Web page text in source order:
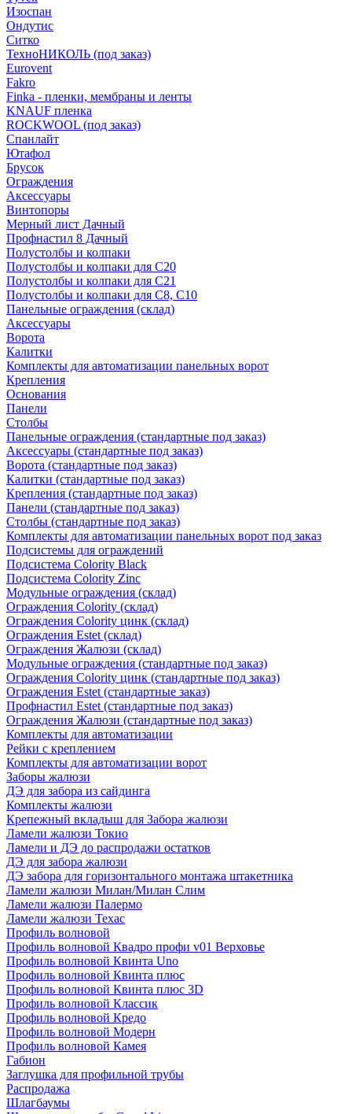
Изоспан
Ондутис
Ситко
ТехноНИКОЛЬ (под заказ)
Eurovent
Fakro
Finka - пленки, мембраны и ленты
KNAUF пленка
ROCKWOOL (под заказ)
Спанлайт
Ютафол
Брусок
Ограждения
Аксессуары
Винтопоры
Мерный лист Дачный
Профнастил 8 Дачный
Полустолбы и колпаки
Полустолбы и колпаки для С20
Полустолбы и колпаки для С21
Полустолбы и колпаки для С8, С10
Панельные ограждения (склад)
Аксессуары
Ворота
Калитки
Комплекты для автоматизации панельных ворот
Крепления
Основания
Панели
Столбы
Панельные ограждения (стандартные под заказ)
Аксессуары (стандартные под заказ)
Ворота (стандартные под заказ)
Калитки (стандартные под заказ)
Крепления (стандартные под заказ)
Панели (стандартные под заказ)
Столбы (стандартные под заказ)
Комплекты для автоматизации панельных ворот под заказ
Подсистемы для ограждений
Подсистема Colority Black
Подсистема Colority Zinc
Модульные ограждения (склад)
Ограждения Colority (склад)
Ограждения Colority цинк (склад)
Ограждения Estet (склад)
Ограждения Жалюзи (склад)
Модульные ограждения (стандартные под заказ)
Ограждения Colority цинк (стандартные под заказ)
Ограждения Estet (стандартные заказ)
Профнастил Estet (стандартные под заказ)
Ограждения Жалюзи (стандартные под заказ)
Комплекты для автоматизации
Рейки с креплением
Комплекты для автоматизации ворот
Заборы жалюзи
ДЭ для забора из сайдинга
Комплекты жалюзи
Крепежный вкладыш для Забора жалюзи
Ламели жалюзи Токио
Ламели и ДЭ до распродажи остатков
ДЭ для забора жалюзи
ДЭ забора для горизонтального монтажа штакетника
Ламели жалюзи Милан/Милан Слим
Ламели жалюзи Палермо
Ламели жалюзи Техас
Профиль волновой
Профиль волновой Квадро профи v01 Верховье
Профиль волновой Квинта Uno
Профиль волновой Квинта плюс
Профиль волновой Квинта плюс 3D
Профиль волновой Классик
Профиль волновой Кредо
Профиль волновой Модерн
Профиль волновой Камея
Габион
Заглушка для профильной трубы
Распродажа
Шлагбаумы